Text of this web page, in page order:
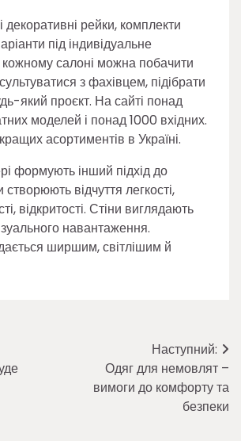
декоративні рейки, комплекти
під індивідуальне
салоні можна побачити
з фахівцем, підібрати
який проєкт. На сайті понад
моделей і понад 1000 вхідних.
асортиментів в Україні.
формують інший підхід до
відчуття легкості,
відкритості. Стіни виглядають
навантаження.
ширшим, світлішим й
Наступний:
Одяг для немовлят –
вимоги до комфорту та
безпеки